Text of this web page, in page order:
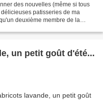
des nouvelles (même si tous
patisseries de ma
deuxième membre de la
un petit goût d'été...